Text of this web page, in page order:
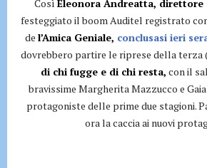
Così Eleonora Andreatta, direttore
festeggiato il boom Auditel registrato
de l’Amica Geniale, conclusasi ieri
dovrebbero partire le riprese della terza
di chi fugge e di chi resta, con il
bravissime Margherita Mazzucco e
protagoniste delle prime due stagioni.
ora la caccia ai nuovi